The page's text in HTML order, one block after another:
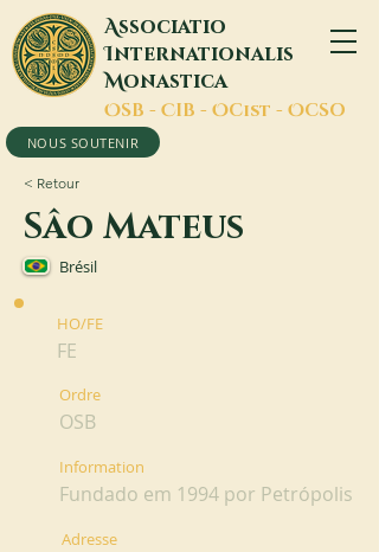
Associatio
Internationalis
Monastica
OSB - CIB - OCist - OCSO
NOUS SOUTENIR
< Retour
Sâo Mateus
Brésil
HO/FE
FE
Ordre
OSB
Information
Fundado em 1994 por Petrópolis
Adresse